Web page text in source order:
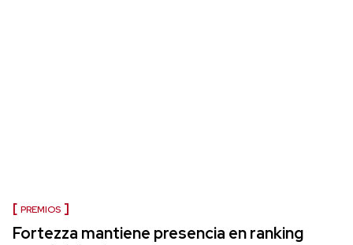
PREMIOS
Fortezza mantiene presencia en ranking